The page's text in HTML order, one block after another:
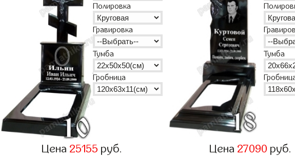
Полировка
Гравировка
Тумба
Гробница
Цена 25155 руб.
Тумба
Цена 27090 руб.